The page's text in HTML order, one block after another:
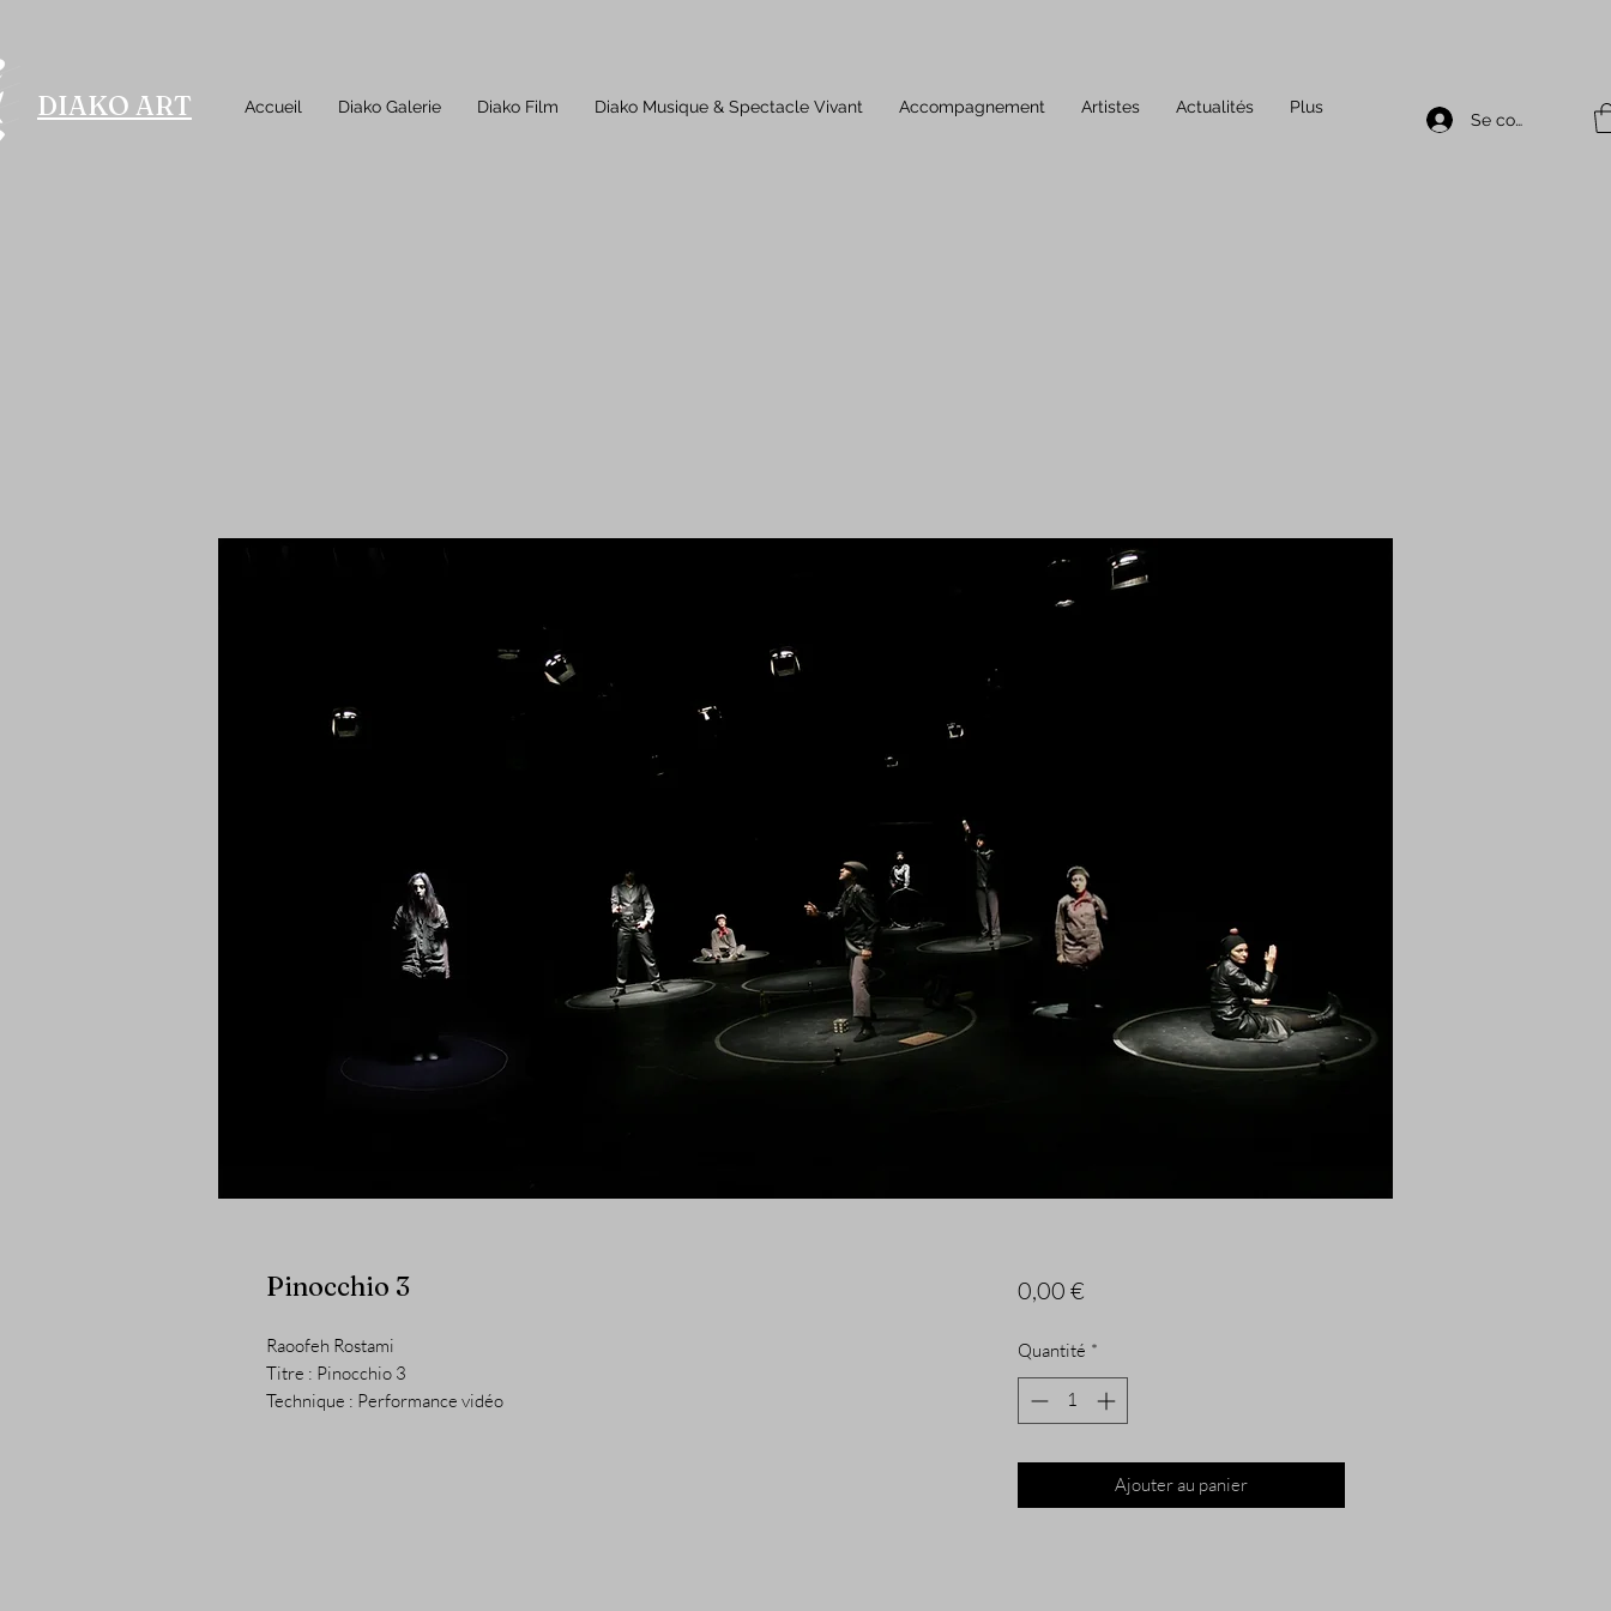
DIAKO ART Accueil Diako Galerie Diako Film Diako Musique & Spectacle Vivant Accompagnement Artistes Actualités Plus
Se connecter
Pinocchio 3
Raoofeh Rostami
Titre : Pinocchio 3
Technique : Performance vidéo
0,00 €Prix
Quantité *
Ajouter au panier